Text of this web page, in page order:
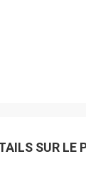
SUR LE